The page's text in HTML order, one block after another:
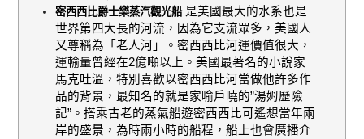
密西西比爵士樂蒸汽觀光船是美國最大的水系也是
世界第四大長的河流，因為它支流眾多，美國人
又尊稱為「老人河」。密西西比河運價值很大，
運輸量曾經在2億噸以上。美國最著名的小說家
馬克吐溫，特別喜歡以密西西比河當做他許多作
品的背景，最知名的就是家喻戶曉的”湯姆歷險
記”。搭乘古老的蒸氣船遊密西西比可遙想當年兩
岸的盛景，為時兩小時的船程，船上也會廣播介